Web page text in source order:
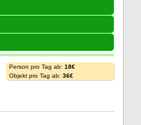
Person pro Tag ab: 18€
Objekt pro Tag ab: 36€